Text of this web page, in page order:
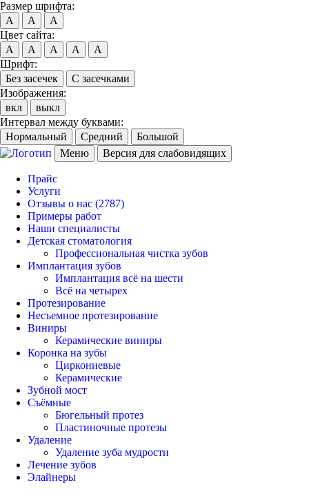
Размер шрифта:
A
A
A
Цвет сайта:
A
A A A
A
Шрифт:
Без засечек
С засечками
Изображения:
вкл
выкл
Интервал между буквами:
Нормальный
Средний
Большой
Меню
Версия для слабовидящих
Прайс
Услуги
Отзывы о нас (2787)
Примеры работ
Наши специалисты
Детская стоматология
Профессиональная чистка зубов
Имплантация зубов
Имплантация всё на шести
Всё на четырех
Протезирование
Несъемное протезирование
Виниры
Керамические виниры
Коронка на зубы
Циркониевые
Керамические
Зубной мост
Съёмные
Бюгельный протез
Пластиночные протезы
Удаление
Удаление зуба мудрости
Лечение зубов
Элайнеры